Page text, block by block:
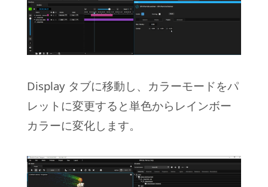
Display タブに移動し、カラーモードをパ
レットに変更すると単色からレインボー
カラーに変化します。